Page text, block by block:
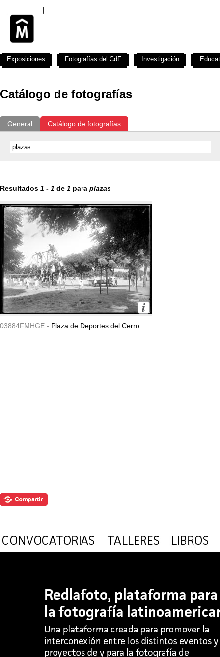
Catálogo de fotografías
General Catálogo de fotografías
Resultados 1 - 1 de 1 para plazas
03884FMHGE - Plaza de Deportes del Cerro.
Exposiciones Fotografías del CdF Investigación